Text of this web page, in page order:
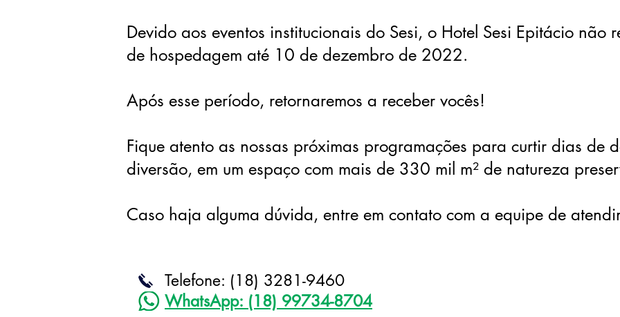
Devido aos eventos institucionais do Sesi, o Hotel Sesi Epitácio não
de hospedagem até 10 de dezembro de 2022.
Após esse período, retornaremos a receber vocês!
Fique atento as nossas próximas programações para curtir dias de
diversão, em um espaço com mais de 330 mil m² de natureza
Caso haja alguma dúvida, entre em contato com a equipe de
Telefone: (18) 3281-9460
WhatsApp: (18) 99734-8704